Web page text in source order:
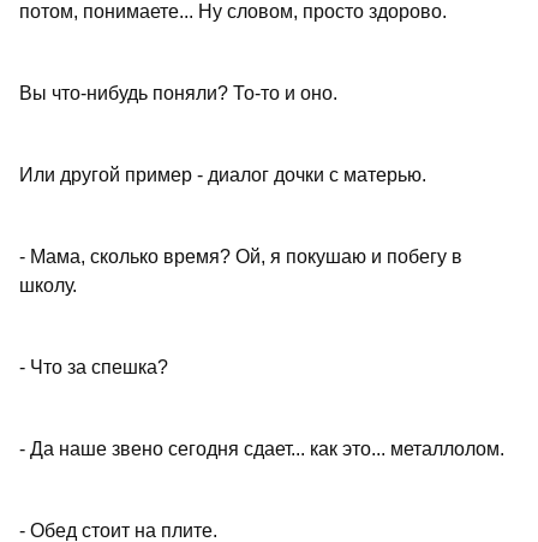
потом, понимаете... Ну словом, просто здорово.
Вы что-нибудь поняли? То-то и оно.
Или другой пример - диалог дочки с матерью.
- Мама, сколько время? Ой, я покушаю и побегу в
школу.
- Что за спешка?
- Да наше звено сегодня сдает... как это... металлолом.
- Обед стоит на плите.